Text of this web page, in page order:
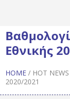
Εθνικής
HOME / HOT NEWS
2020/2021